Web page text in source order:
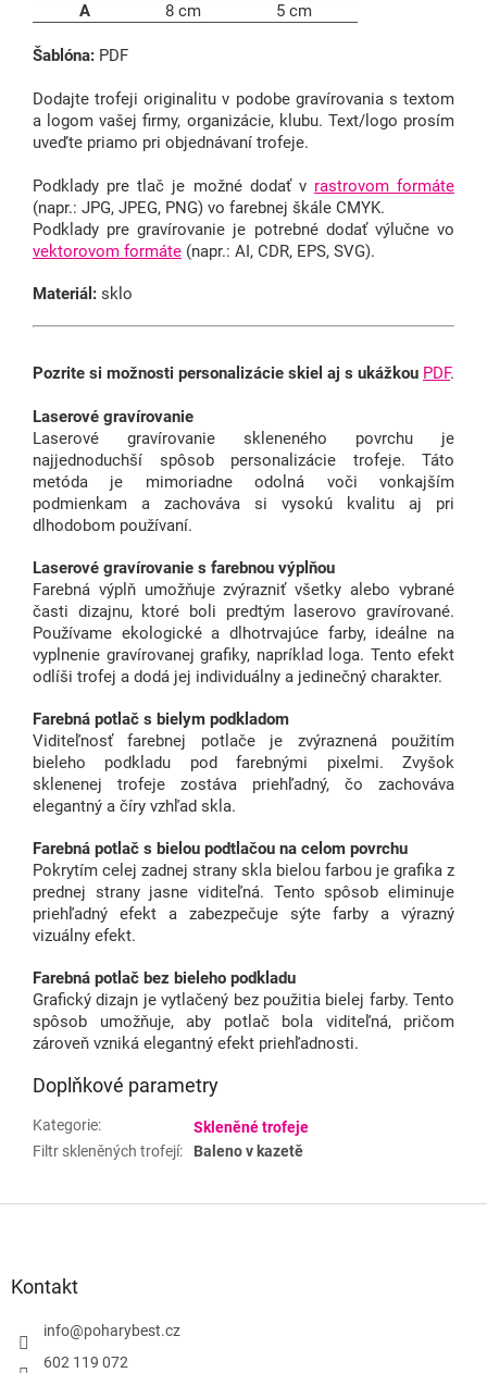
A
8 cm 5 cm
Šablóna: PDF
Dodajte trofeji originalitu v podobe gravírovania s textom
a logom vašej firmy, organizácie, klubu. Text/logo prosím
uveďte priamo pri objednávaní trofeje.
Podklady pre tlač je možné dodať v rastrovom formáte
(napr.: JPG, JPEG, PNG) vo farebnej škále CMYK.
Podklady pre gravírovanie je potrebné dodať výlučne vo
vektorovom formáte (napr.: AI, CDR, EPS, SVG).
Materiál: sklo
Pozrite si možnosti personalizácie skiel aj s ukážkou PDF.
Laserové gravírovanie
Laserové gravírovanie skleneného povrchu je
najjednoduchší spôsob personalizácie trofeje. Táto
metóda je mimoriadne odolná voči vonkajším
podmienkam a zachováva si vysokú kvalitu aj pri
dlhodobom používaní.
Laserové gravírovanie s farebnou výplňou
Farebná výplň umožňuje zvýrazniť všetky alebo vybrané
časti dizajnu, ktoré boli predtým laserovo gravírované.
Používame ekologické a dlhotrvajúce farby, ideálne na
vyplnenie gravírovanej grafiky, napríklad loga. Tento efekt
odlíši trofej a dodá jej individuálny a jedinečný charakter.
Farebná potlač s bielym podkladom
Viditeľnosť farebnej potlače je zvýraznená použitím
bieleho podkladu pod farebnými pixelmi. Zvyšok
sklenenej trofeje zostáva priehľadný, čo zachováva
elegantný a číry vzhľad skla.
Farebná potlač s bielou podtlačou na celom povrchu
Pokrytím celej zadnej strany skla bielou farbou je grafika z
prednej strany jasne viditeľná. Tento spôsob eliminuje
priehľadný efekt a zabezpečuje sýte farby a výrazný
vizuálny efekt.
Farebná potlač bez bieleho podkladu
Grafický dizajn je vytlačený bez použitia bielej farby. Tento
spôsob umožňuje, aby potlač bola viditeľná, pričom
zároveň vzniká elegantný efekt priehľadnosti.
Doplňkové parametry
Kategorie:
Skleněné trofeje
Filtr skleněných trofejí: Baleno v kazetě
Kontakt
info@poharybest.cz
602 119 072